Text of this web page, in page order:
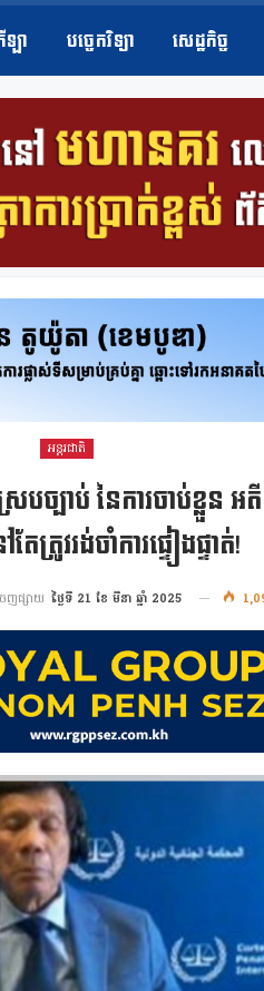
ឡា បច្ចេកវិទ្យា សេដ្ឋកិច្ច
អន្តរជាតិ
ស្របច្បាប់ នៃការចាប់ខ្
ត្រូវរង់ចាំការផ្ទៀងផ្ទាត់!
ញផ្សាយ ថ្ងៃទី 21 ខែ មីនា ឆ្នាំ 2025